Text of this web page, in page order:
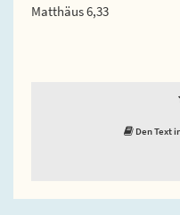
Matthäus 6,33
Den Text